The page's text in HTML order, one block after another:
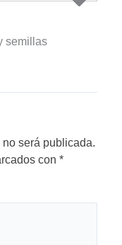
semillas
será publicada.
con *